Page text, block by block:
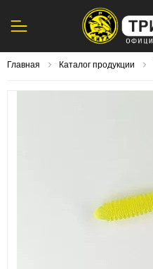
Главная Каталог продукции